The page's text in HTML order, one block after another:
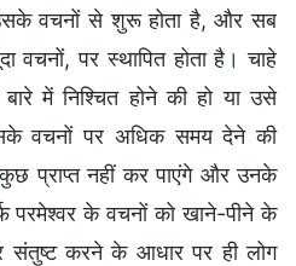
वचनों से शुरू होता है, और सब
पर स्थापित होता है। चाहे
में निश्चित होने की हो या उसे
वचनों पर अधिक समय देने की
प्राप्त नहीं कर पाएंगे और उनके
परमेश्वर के वचनों को खाने-पीने के
संतुष्ट करने के आधार पर ही लोग